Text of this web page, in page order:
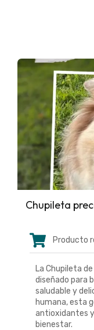
Chupileta
Producto
La Chupileta
diseñado para
saludable y
humana, esta
antioxidantes
bienestar.